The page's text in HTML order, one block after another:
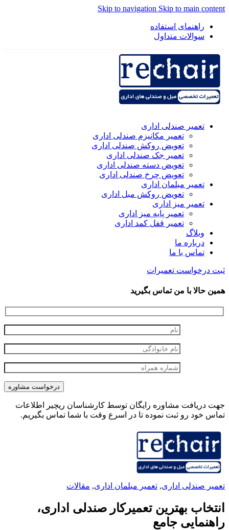
Skip to navigation Skip to main content
راهنمای استفاده
سوالات متداول
تعمیر صندلی اداری
تعمیر مکانیزم صندلی اداری
تعویض روکش صندلی اداری
تعمیر جک صندلی اداری
تعویض دسته صندلی اداری
تعویض چرخ صندلی اداری
تعمیر مبلمان اداری
تعویض روکش مبل اداری
تعمیر میز اداری
تعمیر پایه میز اداری
تعمیر قفل کمد اداری
وبلاگ
درباره ما
تماس با ما
ثبت درخواست تعمیرات
همین حالا با من تماس بگیرید
جهت دریافت مشاوره رایگان توسط کارشناسان ریچیر اطلاعات
تماس خود رو ثبت نموده تا در اسرع وقت با شما تماس بگیریم.
تعمیر صندلی اداری, تعمیر مبلمان اداری, مقالات
انتخاب بهترین تعمیرکار صندلی اداری،
راهنمایی جامع